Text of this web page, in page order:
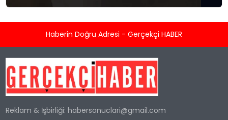
Haberin Doğru Adresi - Gerçekçi HABER
Reklam & İşbirliği:habersonuclari@gmail.com